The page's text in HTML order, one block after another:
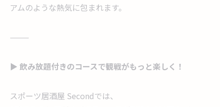
アムのような熱気に包まれます。
⸻
▶ 飲み放題付きのコースで観戦がもっと楽しく！
スポーツ居酒屋 Secondでは、